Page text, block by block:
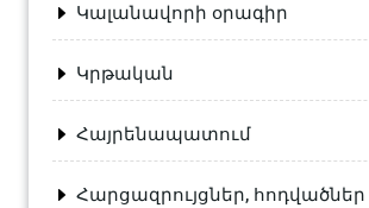
Կալանավորի օրագիր
Կրթական
Հայրենապատում
Հարցազրույցներ, հոդվածներ